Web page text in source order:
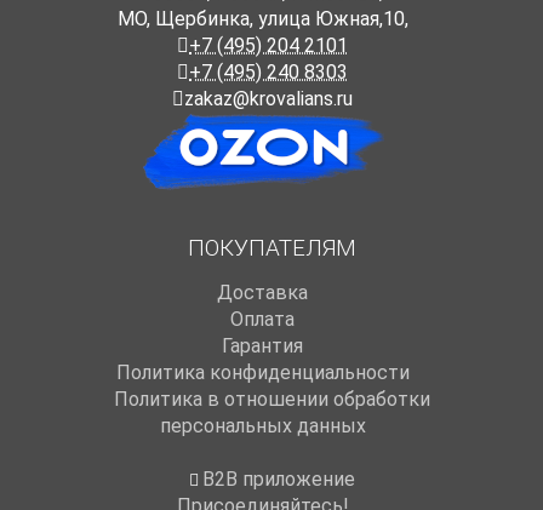
МО, Щербинка, улица Южная,10,
+7 (495) 204 2101
+7 (495) 240 8303
zakaz@krovalians.ru
ПОКУПАТЕЛЯМ
Доставка
Оплата
Гарантия
Политика конфиденциальности
Политика в отношении обработки
персональных данных
B2B приложение